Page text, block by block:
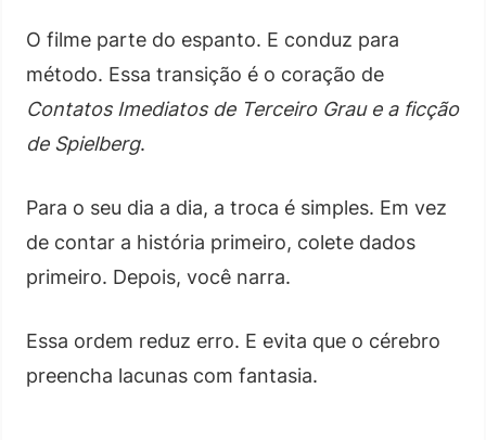
O filme parte do espanto. E conduz para
método. Essa transição é o coração de
Contatos Imediatos de Terceiro Grau e a ficção
de Spielberg.
Para o seu dia a dia, a troca é simples. Em vez
de contar a história primeiro, colete dados
primeiro. Depois, você narra.
Essa ordem reduz erro. E evita que o cérebro
preencha lacunas com fantasia.